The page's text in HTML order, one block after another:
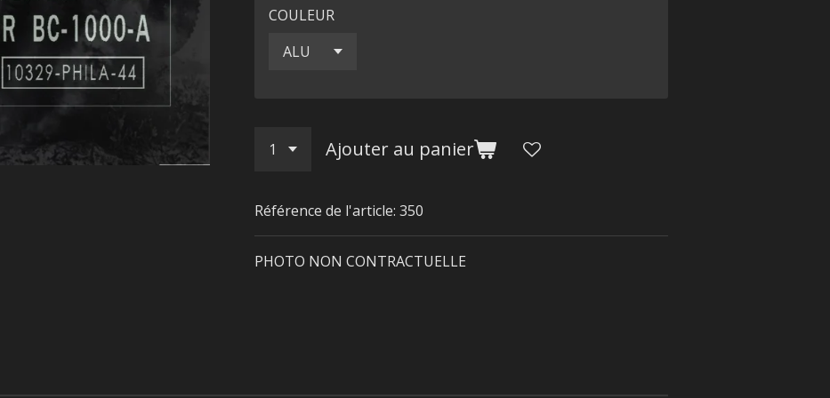
COULEUR
Ajouter au panier
Référence de l'article: 350
PHOTO NON CONTRACTUELLE